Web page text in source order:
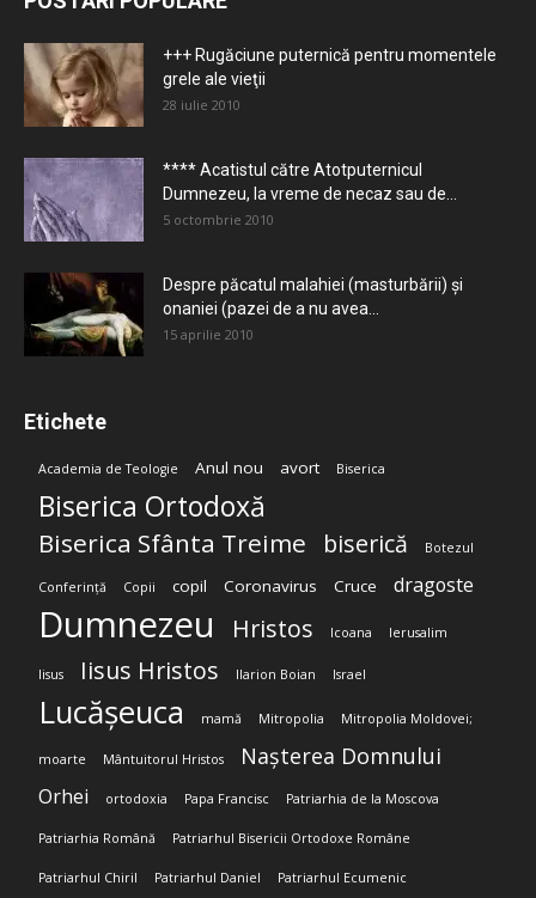
+++ Rugăciune puternică pentru momentele
grele ale vieţii
28 iulie 2010
**** Acatistul către Atotputernicul
Dumnezeu, la vreme de necaz sau de...
5 octombrie 2010
Despre păcatul malahiei (masturbării) şi
onaniei (pazei de a nu avea...
15 aprilie 2010
Etichete
Academia de Teologie Anul nou avort Biserica
Biserica Ortodoxă
Biserica Sfânta Treime biserică Botezul
Conferință Copii copil Coronavirus Cruce dragoste
Dumnezeu Hristos Icoana Ierusalim
Iisus Iisus Hristos Ilarion Boian Israel
Lucășeuca mamă Mitropolia Mitropolia Moldovei;
moarte Mântuitorul Hristos Nașterea Domnului
Orhei ortodoxia Papa Francisc Patriarhia de la Moscova
Patriarhia Română Patriarhul Bisericii Ortodoxe Române
Patriarhul Chiril Patriarhul Daniel Patriarhul Ecumenic